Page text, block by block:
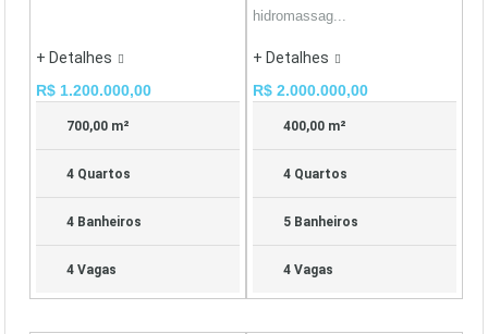
+ Detalhes
R$ 1.200.000,00
700,00 m²
4 Quartos
4 Banheiros
4 Vagas
hidromassag...
+ Detalhes
R$ 2.000.000,00
400,00 m²
4 Quartos
5 Banheiros
4 Vagas